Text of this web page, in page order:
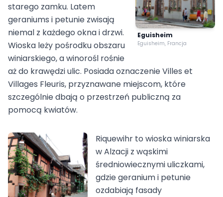
Eguisheim
Eguisheim, Francja
starego zamku. Latem
geraniums i petunie zwisają
niemal z każdego okna i drzwi.
Wioska leży pośrodku obszaru
winiarskiego, a winorośl rośnie
aż do krawędzi ulic. Posiada oznaczenie Villes et
Villages Fleuris, przyznawane miejscom, które
szczególnie dbają o przestrzeń publiczną za
pomocą kwiatów.
Riquewihr to wioska winiarska
w Alzacji z wąskimi
średniowiecznymi uliczkami,
gdzie geranium i petunie
ozdabiają fasady